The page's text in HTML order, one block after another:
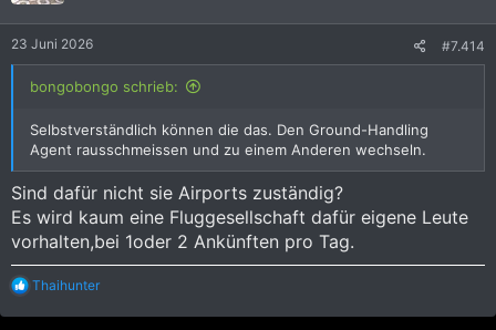
n
:
23 Juni 2026 #7.414
bongobongo schrieb:
Selbstverständlich können die das. Den Ground-Handling
Agent rausschmeissen und zu einem Anderen wechseln.
Sind dafür nicht sie Airports zuständig?
Es wird kaum eine Fluggesellschaft dafür eigene Leute
vorhalten,bei 1oder 2 Ankünften pro Tag.
R
a
Thaihunter